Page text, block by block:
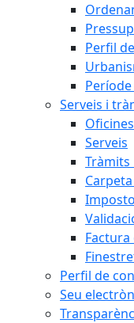
Perfil
Serveis i
Serveis
Tràmits
Perfil de
Seu